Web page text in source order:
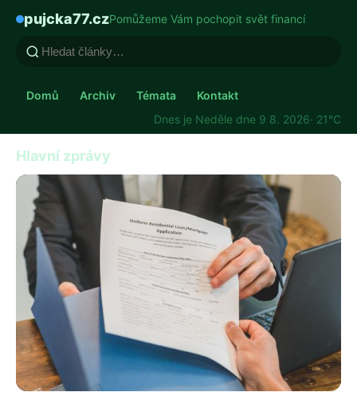
pujcka77.czPomůžeme Vám pochopit svět financí
Domů Archiv Témata
Kontakt
Dnes je Neděle dne 9 8. 2026· 21°C
Hlavní zprávy